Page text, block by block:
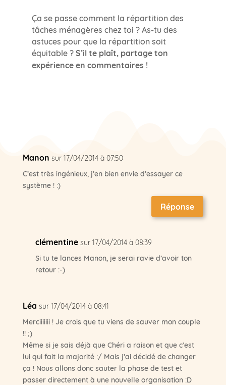
Ça se passe comment la répartition des
tâches ménagères chez toi ? As-tu des
astuces pour que la répartition soit
équitable ?S’il te plaît, partage ton
expérience en commentaires !
Manon sur 17/04/2014 à 07:50
C’est très ingénieux, j’en bien envie d’essayer ce
système ! :)
Réponse
clémentine sur 17/04/2014 à 08:39
Si tu te lances Manon, je serai ravie d’avoir ton
retour :-)
Léa sur 17/04/2014 à 08:41
Merciiiiiii ! Je crois que tu viens de sauver mon couple
!! ;)
Même si je sais déjà que Chéri a raison et que c’est
lui qui fait la majorité :/ Mais j’ai décidé de changer
ça ! Nous allons donc sauter la phase de test et
passer directement à une nouvelle organisation :D